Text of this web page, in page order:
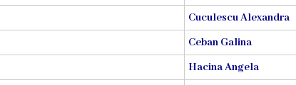
Cuculescu Alexandra
Ceban Galina
Hacina Angela